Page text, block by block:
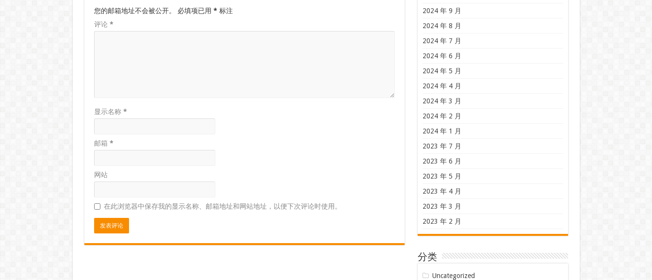
您的邮箱地址不会被公开。 必填项已用 * 标注
评论 *
显示名称 *
邮箱 *
网站
在此浏览器中保存我的显示名称、邮箱地址和网站地址，以便下次评论时使用。
2024 年 9 月
2024 年 8 月
2024 年 7 月
2024 年 6 月
2024 年 5 月
2024 年 4 月
2024 年 3 月
2024 年 2 月
2024 年 1 月
2023 年 7 月
2023 年 6 月
2023 年 5 月
2023 年 4 月
2023 年 3 月
2023 年 2 月
分类
Uncategorized